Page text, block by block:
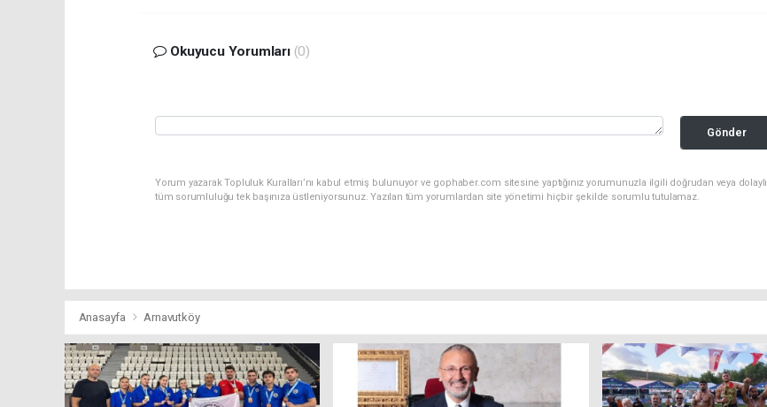
Okuyucu Yorumları (0)
Gönder
Yorum yazarak Topluluk Kuralları’nı kabul etmiş bulunuyor ve gophaber.com sitesine yaptığınız yorumunuzla ilgili doğrudan veya dolaylı
tüm sorumluluğu tek başınıza üstleniyorsunuz. Yazılan tüm yorumlardan site yönetimi hiçbir şekilde sorumlu tutulamaz.
Anasayfa Arnavutköy